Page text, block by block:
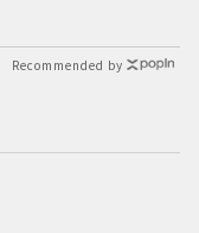
Recommended by